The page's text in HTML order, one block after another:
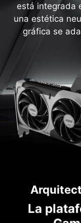
está integrada
una estética
gráfica se
La